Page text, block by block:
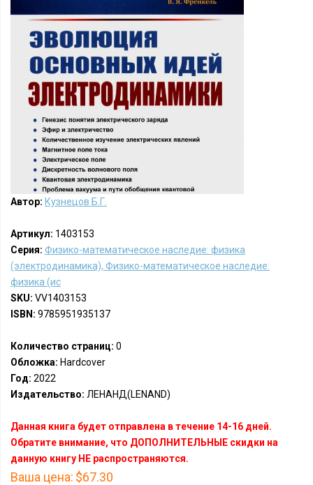
Автор: Кузнецов Б.Г.
Артикул: 1403153
Серия: Физико-математическое наследие: физика
(электродинамика), Физико-математическое наследие:
физика (ис
SKU: VV1403153
ISBN: 9785951935137
Количество страниц: 0
Обложка: Hardcover
Год: 2022
Издательство: ЛЕНАНД(LENAND)
Данная книга будет отправлена в течение 14-16 дней.
Обратите внимание, что ДОПОЛНИТЕЛЬНЫЕ скидки на
данную книгу НЕ распространяются.
Ваша цена: $67.30